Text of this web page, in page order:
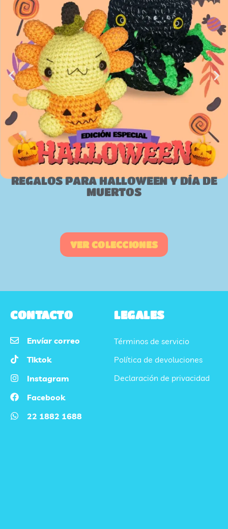
REGALOS PARA HALLOWEEN Y DÍA DE
MUERTOS
VER COLECCIONES
CONTACTO
Envíar correo
Tiktok
Instagram
Facebook
22 1882 1688
LEGALES
Términos de servicio
Política de devoluciones
Declaración de privacidad